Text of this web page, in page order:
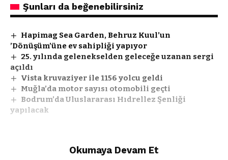
Şunları da beğenebilirsiniz
Hapimag Sea Garden, Behruz Kuul’un
’Dönüşüm’üne ev sahipliği yapıyor
25. yılında gelenekselden geleceğe uzanan sergi
açıldı
Vista kruvaziyer ile 1156 yolcu geldi
Muğla’da motor sayısı otomobili geçti
Bodrum’da Uluslararası Hıdrellez Şenliği
yapılacak
Facebook
Okumaya Devam Et